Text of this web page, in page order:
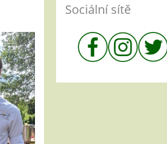
Sociální sítě